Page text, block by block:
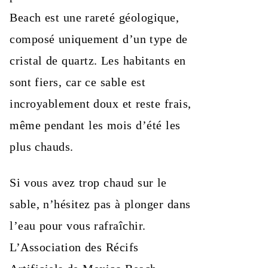
Beach est une rareté géologique,
composé uniquement d’un type de
cristal de quartz. Les habitants en
sont fiers, car ce sable est
incroyablement doux et reste frais,
même pendant les mois d’été les
plus chauds.
Si vous avez trop chaud sur le
sable, n’hésitez pas à plonger dans
l’eau pour vous rafraîchir.
L’Association des Récifs